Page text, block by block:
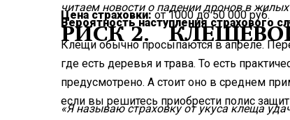
читаем новости о падении дронов в
Цена страховки:от 1000 до 50 000 руб.
Вероятность наступления страхового
РИСК 2.
Клещи обычно просыпаются в апреле.
где есть деревья и трава. То есть
предусмотрено. А стоит оно в среднем
если вы решитесь приобрести полис
«Я называю страховку от укуса клеща